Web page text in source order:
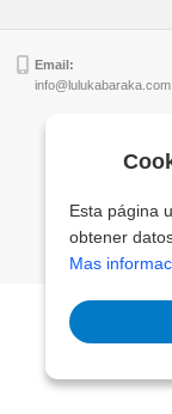
Email:
info@lulukabaraka.com
Esta página
obtener
Mas